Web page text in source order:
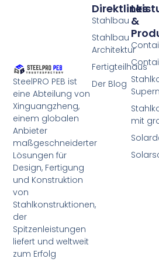
SteelPRO PEB ist
eine Abteilung von
Xinguangzheng,
einem globalen
Anbieter
maßgeschneiderter
Lösungen für
Design, Fertigung
und Konstruktion
von
Stahlkonstruktionen,
der
Spitzenleistungen
liefert und weltweit
zum Erfolg
&
mit
Direktlinks
Stahlbau
Stahlbau
Architektur
Fertigteilhaus
Der Blog